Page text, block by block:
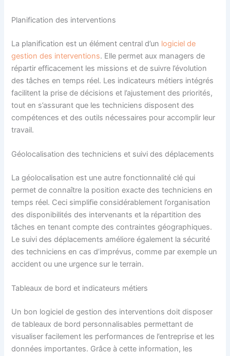
Planification des interventions
La planification est un élément central d’un logiciel de
gestion des interventions. Elle permet aux managers de
répartir efficacement les missions et de suivre l’évolution
des tâches en temps réel. Les indicateurs métiers intégrés
facilitent la prise de décisions et l’ajustement des priorités,
tout en s’assurant que les techniciens disposent des
compétences et des outils nécessaires pour accomplir leur
travail.
Géolocalisation des techniciens et suivi des déplacements
La géolocalisation est une autre fonctionnalité clé qui
permet de connaître la position exacte des techniciens en
temps réel. Ceci simplifie considérablement l’organisation
des disponibilités des intervenants et la répartition des
tâches en tenant compte des contraintes géographiques.
Le suivi des déplacements améliore également la sécurité
des techniciens en cas d’imprévus, comme par exemple un
accident ou une urgence sur le terrain.
Tableaux de bord et indicateurs métiers
Un bon logiciel de gestion des interventions doit disposer
de tableaux de bord personnalisables permettant de
visualiser facilement les performances de l’entreprise et les
données importantes. Grâce à cette information, les